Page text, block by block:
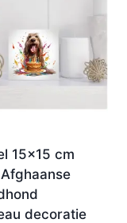
15×15 cm
decoratie